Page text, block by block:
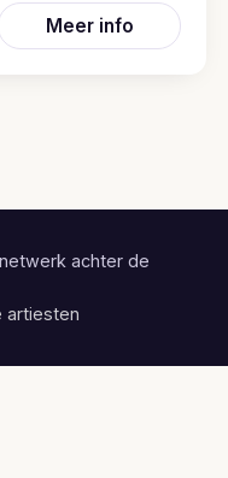
Meer info
achter de
artiesten